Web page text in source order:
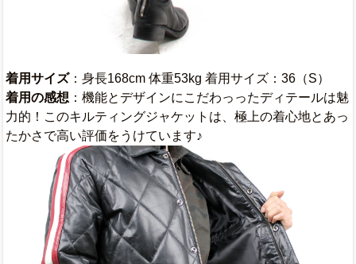
着用サイズ：身長168cm 体重53kg 着用サイズ：36（S）
着用の感想 ：機能とデザインにこだわっったディテールは魅
力的！このキルティングジャケットは、極上の着心地とあっ
たかさで高い評価をうけています♪